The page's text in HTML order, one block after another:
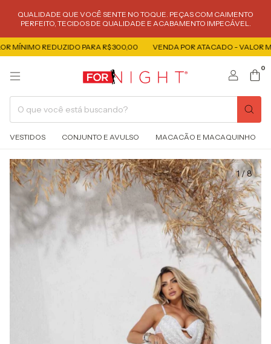
QUALIDADE QUE VOCÊ SENTE NO TOQUE. PEÇAS COM CAIMENTO
PERFEITO, TECIDOS DE QUALIDADE E ACABAMENTO IMPECÁVEL.
REDUZIDO PARA R$ 300,00 VENDA POR ATACADO - VALOR
0
VESTIDOS CONJUNTO E AVULSO MACACÃO E MACAQUINHO
1/8